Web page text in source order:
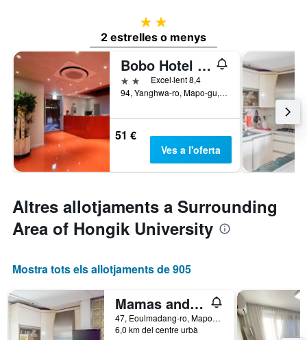
2 estrelles
2 estrelles o menys
Bobo Hotel Hongdae
2 estrellesExcel·lent 8,4
94, Yanghwa-ro, Mapo-gu, Seül, Corea del Sud
51 €
Ves a l'oferta
Altres allotjaments a Surrounding
Area of Hongik University
Mostra tots els allotjaments de 905
Mamas and Papas Guesthouse and Apartments in Seoul
47, Eoulmadang-ro, Mapo-gu, Seül, Corea del Sud
6,0 km del centre urbà